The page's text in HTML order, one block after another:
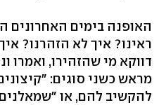
האופנה בימים האחרונים
ראינו? איך לא הזהרנו?
דווקא מי שהזהירו, ואמרו
מראש כשני סוגים:
להקשיב להם, או "שמאלנים